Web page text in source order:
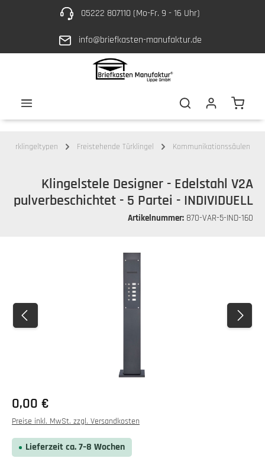
Zum Hauptinhalt springen05222 807110 (Mo-Fr. 9 - 16 Uhr)
info@briefkasten-manufaktur.de
Türklingeltypen Freistehende Türklingel Kommunikationssäulen
Klingelstele Designer - Edelstahl V2A
pulverbeschichtet - 5 Partei - INDIVIDUELL
Artikelnummer: 870-VAR-5-IND-160
0,00 €
Preise inkl. MwSt. zzgl. Versandkosten
Lieferzeit ca. 7–8 Wochen